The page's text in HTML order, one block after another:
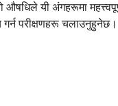
यी अंगहरूमा
गर्न परीक्षणहरू चलाउनुहुनेछ।